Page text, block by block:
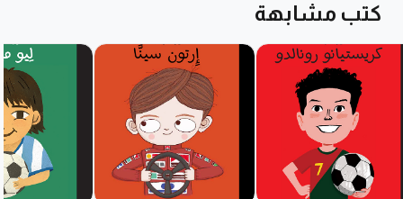
كتب مشابهة